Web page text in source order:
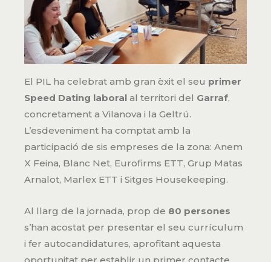
El PIL ha celebrat amb gran èxit el seu primer
Speed Dating laboral al territori del Garraf,
concretament a Vilanova i la Geltrú.
L’esdeveniment ha comptat amb la
participació de sis empreses de la zona: Anem
X Feina, Blanc Net, Eurofirms ETT, Grup Matas
Arnalot, Marlex ETT i Sitges Housekeeping.
Al llarg de la jornada, prop de 80 persones
s’han acostat per presentar el seu currículum
i fer autocandidatures, aprofitant aquesta